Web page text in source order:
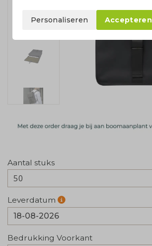
Aantal stuks
50
Leverdatum
Bedrukking Voorkant
Personaliseren Accepteren